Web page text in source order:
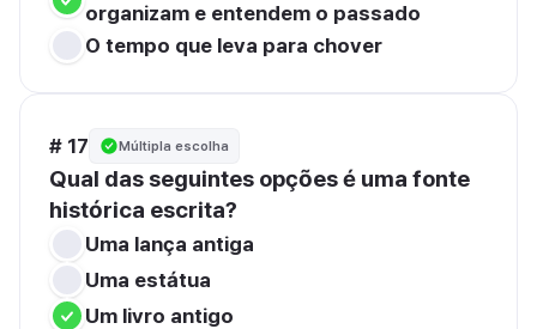
organizam e entendem o passado
O tempo que leva para chover
# 17 Múltipla escolha
Qual das seguintes opções é uma fonte
histórica escrita?
Uma lança antiga
Uma estátua
Um livro antigo